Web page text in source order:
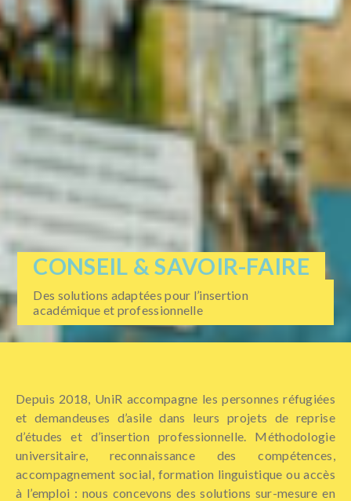
CONSEIL & SAVOIR-FAIRE
Des solutions adaptées pour l’insertion
académique et professionnelle
Depuis 2018, UniR accompagne les personnes réfugiées
et demandeuses d’asile dans leurs projets de reprise
d’études et d’insertion professionnelle. Méthodologie
universitaire, reconnaissance des compétences,
accompagnement social, formation linguistique ou accès
à l’emploi : nous concevons des solutions sur-mesure en